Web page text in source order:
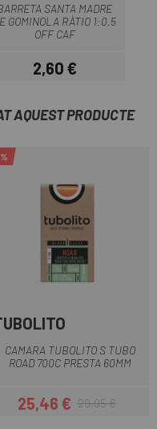
SANTA MADRE
GOMINOLA RÀTIO 1:0,5
OFF CAF
Preu
2,60 €
AQUEST PRODUCTE
CAMARA TUBOLITO S TUBO
ROAD 700C PRESTA 60MM
Preu
25,46 €Preu regular
29,95 €